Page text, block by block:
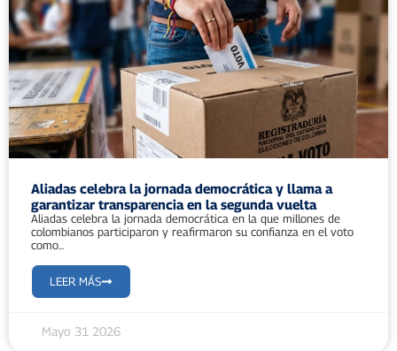
Aliadas celebra la jornada democrática y llama a
garantizar transparencia en la segunda vuelta
Aliadas celebra la jornada democrática en la que millones de
colombianos participaron y reafirmaron su confianza en el voto
como...
LEER MÁS
Mayo 31 2026